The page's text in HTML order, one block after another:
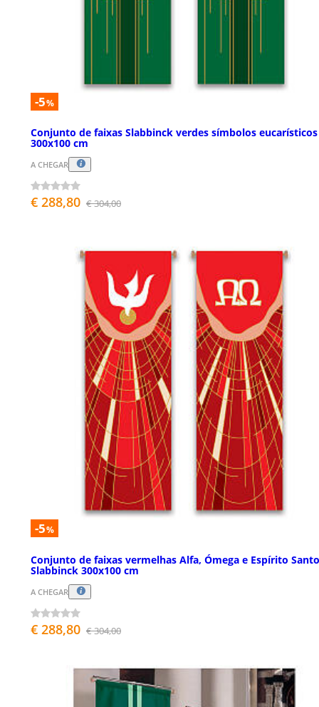
-5%
Conjunto de faixas Slabbinck verdes símbolos eucarísticos
300x100 cm
A CHEGAR
€ 288,80 € 304,00
-5%
Conjunto de faixas vermelhas Alfa, Ómega e Espírito Santo
Slabbinck 300x100 cm
A CHEGAR
€ 288,80 € 304,00